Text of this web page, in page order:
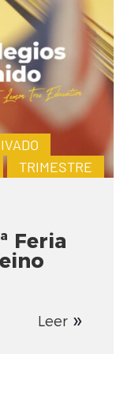
TRIMESTRE
Feria
Leer